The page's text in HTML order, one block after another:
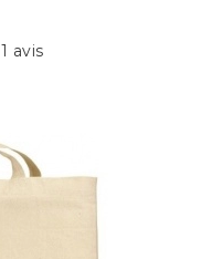
1 avis